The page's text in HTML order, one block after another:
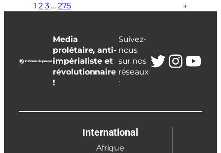
1 2 3 … 275 →
Media
prolétaire, anti-
impérialiste et
révolutionnaire
!
Suivez-
nous
sur nos
réseaux
:
Twitter
International
Afrique